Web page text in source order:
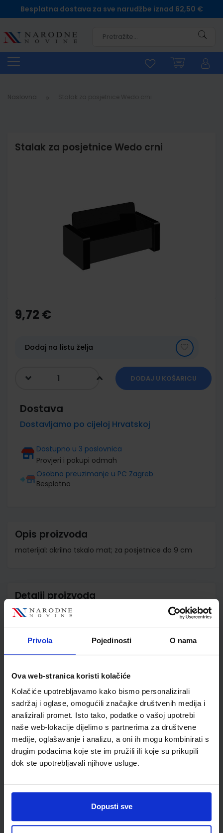
Privola Pojedinosti O nama
Ova web-stranica koristi kolačiće
Kolačiće upotrebljavamo kako bismo personalizirali
sadržaj i oglase, omogućili značajke društvenih medija i
analizirali promet. Isto tako, podatke o vašoj upotrebi
naše web-lokacije dijelimo s partnerima za društvene
medije, oglašavanje i analizu, a oni ih mogu kombinirati s
drugim podacima koje ste im pružili ili koje su prikupili
dok ste upotrebljavali njihove usluge.
Dopusti sve
Besplatna dostava za sve narudžbe iznad 62,50 €
Naslovna
Stalak za posjetnice Wedo crni
the
beginning
gallery
9,72 €
Dodaj na listu želja
DODAJ U KOŠARICU
Dostava
Dostavljamo po cijeloj Hrvatskoj
Dostupno u 3 poslovnica
Provjeri i pokupi odmah
Osobno preuzimanje u PC Zagreb
Besplatno
Opis proizvoda
materijal: akrilno tskalo mat; za posjetnice do 9 cm
Detalji proizvoda
Šifra proizvoda
Jedinična mjera
kom
Newsletter prijava
proizvodima i uslugama, akcijama i drugim